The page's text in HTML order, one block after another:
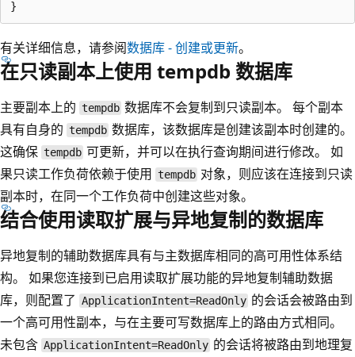
有关详细信息，请参阅数据库 - 创建或更新。
在只读副本上使用 tempdb 数据库
主要副本上的 tempdb 数据库不会复制到只读副本。 每个副本
具有自身的 tempdb 数据库，该数据库是创建该副本时创建的。
这确保 tempdb 可更新，并可以在执行查询期间进行修改。 如
果只读工作负荷依赖于使用 tempdb 对象，则应该在连接到只读
副本时，在同一个工作负荷中创建这些对象。
结合使用读取扩展与异地复制的数据库
异地复制的辅助数据库具有与主数据库相同的高可用性体系结
构。 如果您连接到已启用读取扩展功能的异地复制辅助数据
库，则配置了 ApplicationIntent=ReadOnly 的会话会被路由到
一个高可用性副本，与在主要可写数据库上的路由方式相同。
未包含 ApplicationIntent=ReadOnly 的会话将被路由到地理复